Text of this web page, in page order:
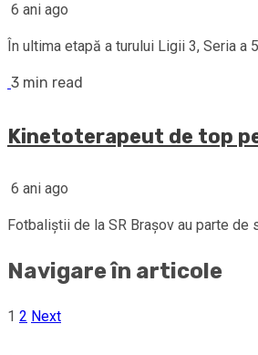
6 ani ago
În ultima etapă a turului Ligii 3, Seria a
3 min read
Kinetoterapeut de top
6 ani ago
Fotbaliştii de la SR Braşov au parte de
Navigare în articole
1 2 Next